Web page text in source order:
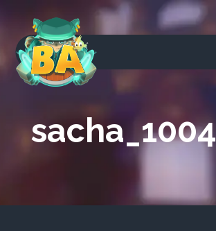
sacha_1004